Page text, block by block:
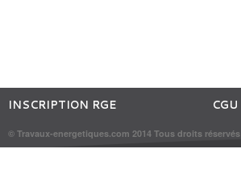
INSCRIPTION RGE CGU
© Travaux-energetiques.com 2014 Tous droits réservés